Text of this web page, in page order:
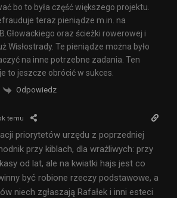
bo to była część większego projektu.
teraz pieniądze m.in. na
oraz ścieżki rowerowej i
Wisłostrady. Te pieniądze można było
na inne potrzebne zadania. Ten
to jeszcze obrócić w sukces.
Odpowiedz
temu
priorytetów urzędu z poprzedniej
przy kiblach, dla wrażliwych: przy
od lat, ale na kwiatki hajs jest co
być robione rzeczy podstawowe, a
niech zgłaszają Rafałek i inni esteci